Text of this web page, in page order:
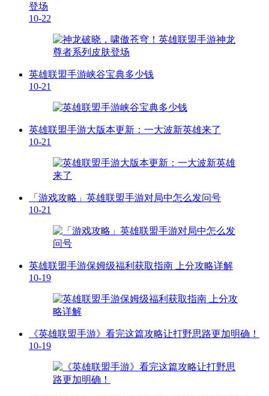
登场
10-22
英雄联盟手游峡谷宝典多少钱
10-21
英雄联盟手游大版本更新：一大波新英雄来了
10-21
「游戏攻略」英雄联盟手游对局中怎么发问号
10-21
英雄联盟手游保姆级福利获取指南 上分攻略详解
10-19
《英雄联盟手游》看完这篇攻略让打野思路更加明确！
10-19